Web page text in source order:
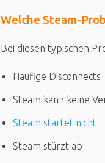
Welche Steam-
Bei diesen typischen
Häufige Disconnects
Steam kann keine
Steam startet nicht
Steam stürzt ab